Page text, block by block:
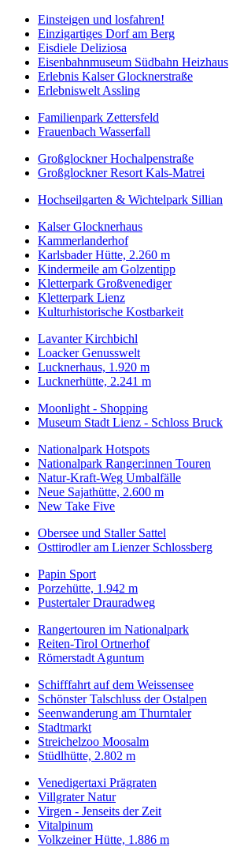
Einsteigen und losfahren!
Einzigartiges Dorf am Berg
Eisdiele Deliziosa
Eisenbahnmuseum Südbahn Heizhaus
Erlebnis Kalser Glocknerstraße
Erlebniswelt Assling
Familienpark Zettersfeld
Frauenbach Wasserfall
Großglockner Hochalpenstraße
Großglockner Resort Kals-Matrei
Hochseilgarten & Wichtelpark Sillian
Kalser Glocknerhaus
Kammerlanderhof
Karlsbader Hütte, 2.260 m
Kindermeile am Golzentipp
Kletterpark Großvenediger
Kletterpark Lienz
Kulturhistorische Kostbarkeit
Lavanter Kirchbichl
Loacker Genusswelt
Lucknerhaus, 1.920 m
Lucknerhütte, 2.241 m
Moonlight - Shopping
Museum Stadt Lienz - Schloss Bruck
Nationalpark Hotspots
Nationalpark Ranger:innen Touren
Natur-Kraft-Weg Umbalfälle
Neue Sajathütte, 2.600 m
New Take Five
Obersee und Staller Sattel
Osttirodler am Lienzer Schlossberg
Papin Sport
Porzehütte, 1.942 m
Pustertaler Drauradweg
Rangertouren im Nationalpark
Reiten-Tirol Ortnerhof
Römerstadt Aguntum
Schifffahrt auf dem Weissensee
Schönster Talschluss der Ostalpen
Seenwanderung am Thurntaler
Stadtmarkt
Streichelzoo Moosalm
Stüdlhütte, 2.802 m
Venedigertaxi Prägraten
Villgrater Natur
Virgen - Jenseits der Zeit
Vitalpinum
Volkzeiner Hütte, 1.886 m